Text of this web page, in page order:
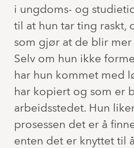
i ungdoms- og
til at hun tar ting raskt,
som gjør at de blir
Selv om hun ikke
har hun kommet med
har kopiert og som er
arbeidsstedet. Hun
prosessen det er å
enten det er knyttet til